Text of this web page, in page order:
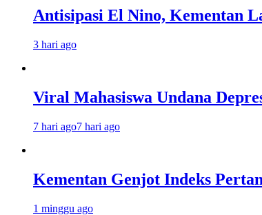
Antisipasi El Nino, Kementan
3 hari ago
Viral Mahasiswa Undana
7 hari ago7 hari ago
Kementan Genjot Indeks
1 minggu ago